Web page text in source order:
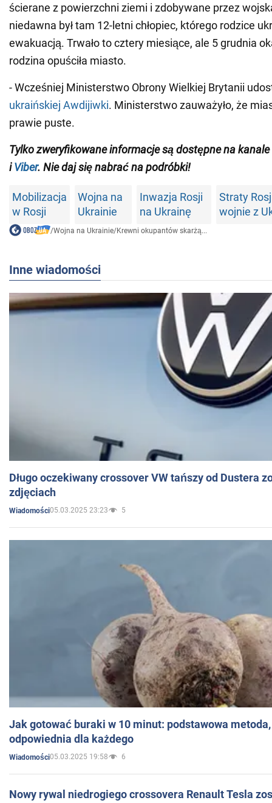
ścierane z powierzchni ziemi i zdobywane przez
niedawna był tam 12-letni chłopiec, którego rodzice
ewakuacją. Trwało to cztery miesiące, ale 5 grudnia
rodzina opuściła miasto.
- Wcześniej Ministerstwo Obrony Wielkiej Brytanii
ukraińskiej Awdijiwki. Ministerstwo zauważyło, że
prawie puste.
Tylko zweryfikowane informacje są dostępne na kanale
iViber. Nie daj się nabrać na podróbki!
Mobilizacja
w Rosji
Wojna na
Ukrainie
Inwazja Rosji
na Ukrainę
Straty
wojnie z
/Wojna na Ukrainie/Krewni okupantów skarżą...
Inne wiadomości
Długo oczekiwany crossover VW tańszy od Dustera
zdjęciach
Wiadomości05.03.2025 23:23 5
Jak gotować buraki w 10 minut: podstawowa
odpowiednia dla każdego
Wiadomości05.03.2025 19:58 6
Nowy rywal niedrogiego crossovera Renault Tesla